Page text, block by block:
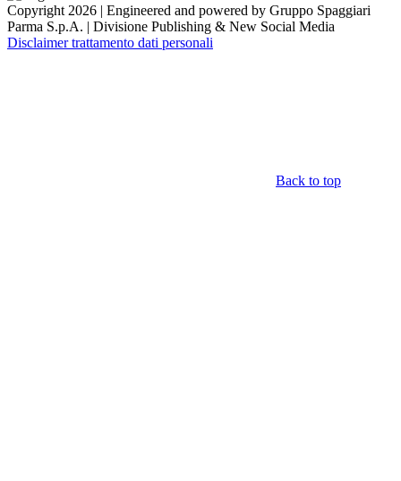
Copyright 2026 | Engineered and powered by Gruppo Spaggiari
Parma S.p.A. | Divisione Publishing & New Social Media
Disclaimer trattamento dati personali
Back to top